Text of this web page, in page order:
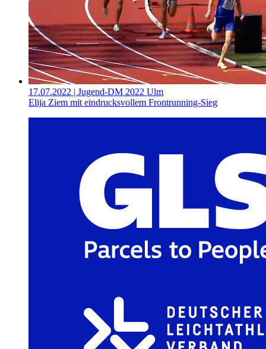
17.07.2022 | Jugend-DM 2022 Ulm
Elija Ziem mit eindrucksvollem Frontrunning-Sieg